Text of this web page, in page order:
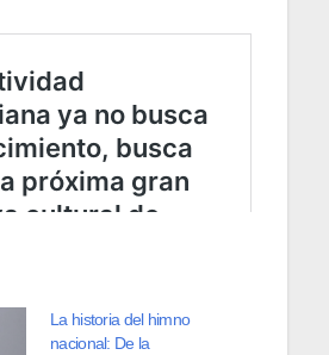
La historia del himno
nacional: De la